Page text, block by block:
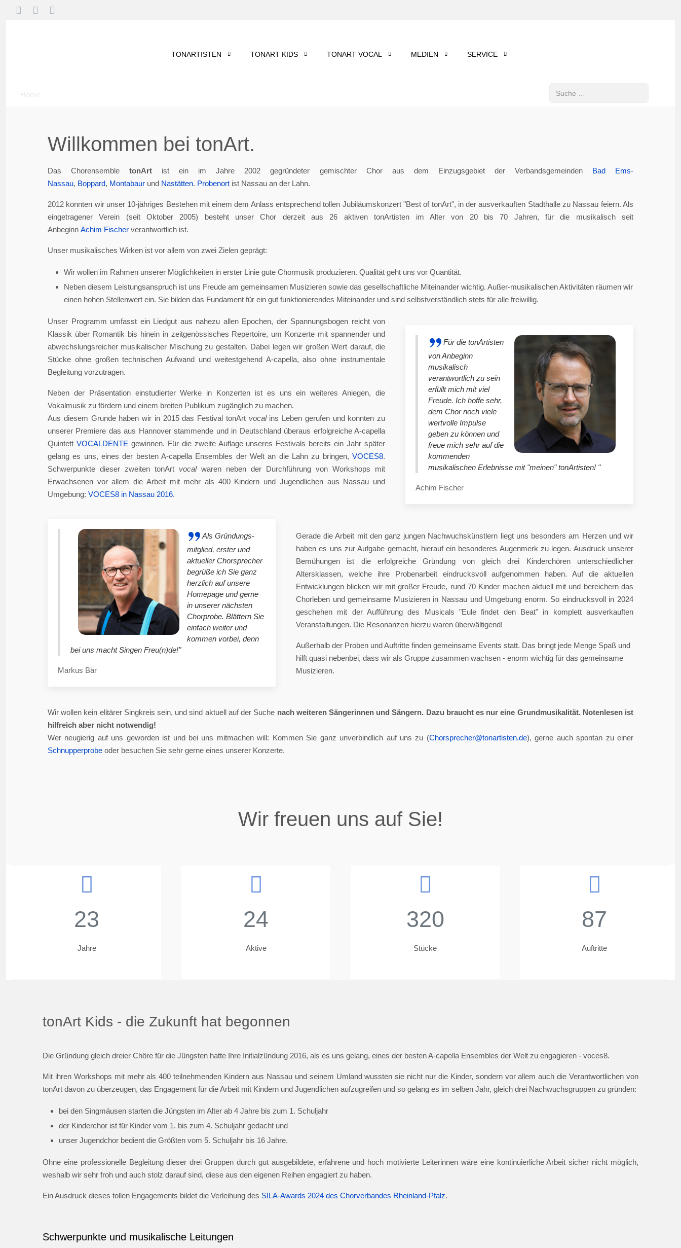
TONARTISTEN TONART KIDS TONART VOCAL MEDIEN SERVICE
Home
Suchen
Willkommen bei tonArt.
Das ChorensembletonArt ist ein im Jahre 2002 gegründeter gemischter Chor aus dem Einzugsgebiet der Verbandsgemeinden Bad Ems-
Nassau, Boppard, Montabaur und Nastätten. Probenort ist Nassau an der Lahn.
2012 konnten wir unser 10-jähriges Bestehen mit einem dem Anlass entsprechend tollen Jubiläumskonzert "Best of tonArt", in der ausverkauften Stadthalle zu Nassau feiern. Als
eingetragener Verein (seit Oktober 2005) besteht unser Chor derzeit aus 26 aktiven tonArtisten im Alter von 20 bis 70 Jahren, für die musikalisch seit
Anbeginn Achim Fischer verantwortlich ist.
Unser musikalisches Wirken ist vor allem von zwei Zielen geprägt:
Wir wollen im Rahmen unserer Möglichkeiten in erster Linie gute Chormusik produzieren. Qualität geht uns vor Quantität.
Neben diesem Leistungsanspruch ist uns Freude am gemeinsamen Musizieren sowie das gesellschaftliche Miteinander wichtig. Außer-musikalischen Aktivitäten räumen wir
einen hohen Stellenwert ein. Sie bilden das Fundament für ein gut funktionierendes Miteinander und sind selbstverständlich stets für alle freiwillig.
Für die tonArtisten
von Anbeginn
musikalisch
verantwortlich zu sein
erfüllt mich mit viel
Freude. Ich hoffe sehr,
dem Chor noch viele
wertvolle Impulse
geben zu können und
freue mich sehr auf die
kommenden
musikalischen Erlebnisse mit "meinen" tonArtisten! "
Achim Fischer
Unser Programm umfasst ein Liedgut aus nahezu allen Epochen, der Spannungsbogen reicht von
Klassik über Romantik bis hinein in zeitgenössisches Repertoire, um Konzerte mit spannender und
abwechslungsreicher musikalischer Mischung zu gestalten. Dabei legen wir großen Wert darauf, die
Stücke ohne großen technischen Aufwand und weitestgehend A-capella, also ohne instrumentale
Begleitung vorzutragen.
Neben der Präsentation einstudierter Werke in Konzerten ist es uns ein weiteres Aniegen, die
Vokalmusik zu fördern und einem breiten Publikum zugänglich zu machen.
Aus diesem Grunde haben wir in 2015 das Festival tonArt vocal ins Leben gerufen und konnten zu
unserer Premiere das aus Hannover stammende und in Deutschland überaus erfolgreiche A-capella
Quintett VOCALDENTE gewinnen. Für die zweite Auflage unseres Festivals bereits ein Jahr später
gelang es uns, eines der besten A-capella Ensembles der Welt an die Lahn zu bringen, VOCES8.
Schwerpunkte dieser zweiten tonArt vocalwaren neben der Durchführung von Workshops mit
Erwachsenen vor allem die Arbeit mit mehr als 400 Kindern und Jugendlichen aus Nassau und
Umgebung: VOCES8 in Nassau 2016.
Als Gründungs-
mitglied, erster und
aktueller Chorsprecher
begrüße ich Sie ganz
herzlich auf unsere
Homepage und gerne
in unserer nächsten
Chorprobe. Blättern Sie
einfach weiter und
kommen vorbei, denn
bei uns macht Singen Freu(n)de!"
Markus Bär
Gerade die Arbeit mit den ganz jungen Nachwuchskünstlern liegt uns besonders am Herzen und wir
haben es uns zur Aufgabe gemacht, hierauf ein besonderes Augenmerk zu legen. Ausdruck unserer
Bemühungen ist die erfolgreiche Gründung von gleich drei Kinderchören unterschiedlicher
Altersklassen, welche ihre Probenarbeit eindrucksvoll aufgenommen haben. Auf die aktuellen
Entwicklungen blicken wir mit großer Freude, rund 70 Kinder machen aktuell mit und bereichern das
Chorleben und gemeinsame Musizieren in Nassau und Umgebung enorm. So eindrucksvoll in 2024
geschehen mit der Aufführung des Musicals "Eule findet den Beat" in komplett ausverkauften
Veranstaltungen. Die Resonanzen hierzu waren überwältigend!
Außerhalb der Proben und Auftritte finden gemeinsame Events statt. Das bringt jede Menge Spaß und
hilft quasi nebenbei, dass wir als Gruppe zusammen wachsen - enorm wichtig für das gemeinsame
Musizieren.
Wir wollen kein elitärer Singkreis sein, und sind aktuell auf der Suche nach weiteren Sängerinnen und Sängern. Dazu braucht es nur eine Grundmusikalität. Notenlesen ist
hilfreich aber nicht notwendig!
Wer neugierig auf uns geworden ist und bei uns mitmachen will: Kommen Sie ganz unverbindlich auf uns zu (Chorsprecher@tonartisten.de), gerne auch spontan zu einer
Schnupperprobe oder besuchen Sie sehr gerne eines unserer Konzerte.
Wir freuen uns auf Sie!
23
Jahre
24
Aktive
320
Stücke
87
Auftritte
tonArt Kids - die Zukunft hat begonnen
Die Gründung gleich dreier Chöre für die Jüngsten hatte Ihre Initialzündung 2016, als es uns gelang, eines der besten A-capella Ensembles der Welt zu engagieren - voces8.
Mit ihren Workshops mit mehr als 400 teilnehmenden Kindern aus Nassau und seinem Umland wussten sie nicht nur die Kinder, sondern vor allem auch die Verantwortlichen von
tonArt davon zu überzeugen, das Engagement für die Arbeit mit Kindern und Jugendlichen aufzugreifen und so gelang es im selben Jahr, gleich drei Nachwuchsgruppen zu gründen:
bei den Singmäusen starten die Jüngsten im Alter ab 4 Jahre bis zum 1. Schuljahr
der Kinderchor ist für Kinder vom 1. bis zum 4. Schuljahr gedacht und
unser Jugendchor bedient die Größten vom 5. Schuljahr bis 16 Jahre.
Ohne eine professionelle Begleitung dieser drei Gruppen durch gut ausgebildete, erfahrene und hoch motivierte Leiterinnen wäre eine kontinuierliche Arbeit sicher nicht möglich,
weshalb wir sehr froh und auch stolz darauf sind, diese aus den eigenen Reihen engagiert zu haben.
Ein Ausdruck dieses tollen Engagements bildet die Verleihung des SILA-Awards 2024 des Chorverbandes Rheinland-Pfalz.
Schwerpunkte und musikalische Leitungen